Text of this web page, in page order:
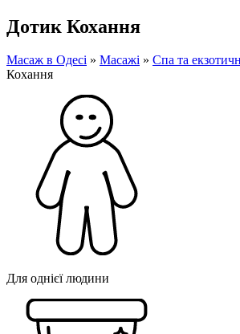
Дотик Кохання
Масаж в Одесі » Масажі » Спа та
Кохання
Для однієї людини